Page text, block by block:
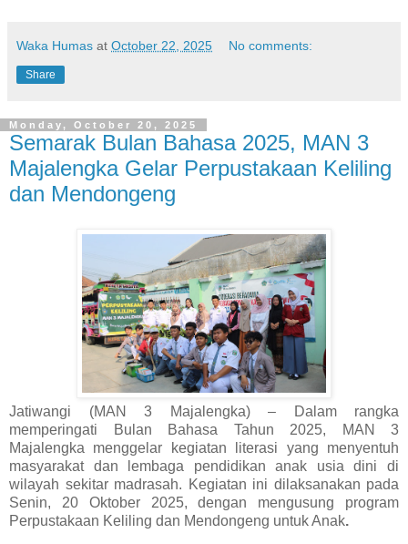
Waka Humas at October 22, 2025 No comments:
Share
Monday, October 20, 2025
Semarak Bulan Bahasa 2025, MAN 3
Majalengka Gelar Perpustakaan Keliling
dan Mendongeng
Jatiwangi (MAN 3 Majalengka) – Dalam rangka
memperingati
Bulan Bahasa Tahun 2025, MAN 3
Majalengka menggelar kegiatan literasi yang menyentuh
masyarakat dan lembaga pendidikan anak usia dini di
wilayah sekitar madrasah. Kegiatan ini dilaksanakan pada
Senin, 20 Oktober 2025, dengan mengusung program
Perpustakaan Keliling dan Mendongeng untuk Anak.